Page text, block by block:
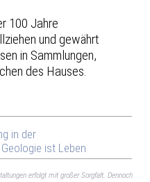
100 Jahre
und gewährt
in Sammlungen,
des Hauses.
in der
ist Leben
erfolgt mit großer Sorgfalt. Dennoch